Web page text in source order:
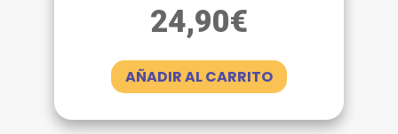
24,90€
AÑADIR AL CARRITO